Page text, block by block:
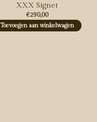
XXX Signet
€290,00
Toevoegen aan winkelwagen